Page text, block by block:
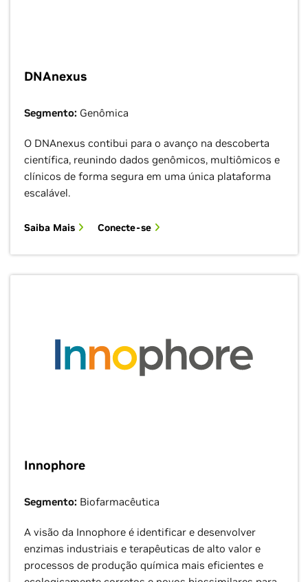
DNAnexus
Segmento: Genômica
O DNAnexus contibui para o avanço na descoberta
científica, reunindo dados genômicos, multiômicos e
clínicos de forma segura em uma única plataforma
escalável.
Saiba Mais Conecte-se
Innophore
Segmento: Biofarmacêutica
A visão da Innophore é identificar e desenvolver
enzimas industriais e terapêuticas de alto valor e
processos de produção química mais eficientes e